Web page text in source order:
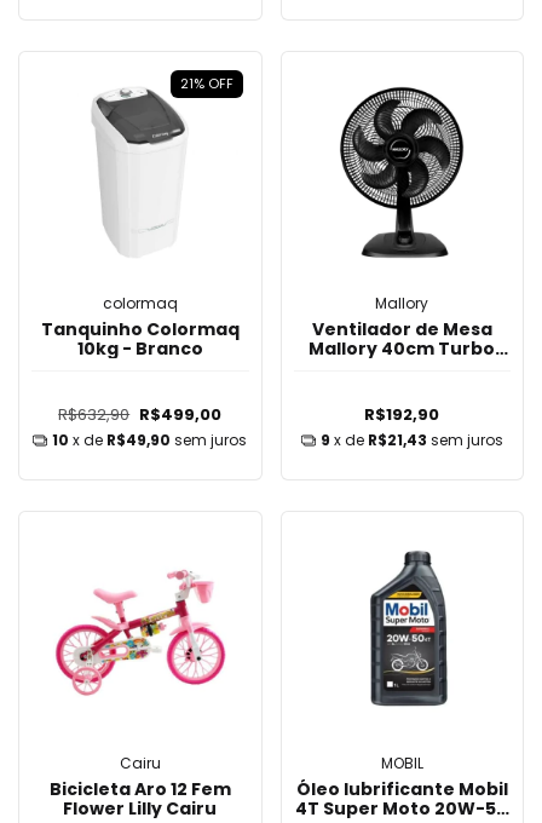
21% OFF
colormaq
Tanquinho Colormaq
10kg - Branco
R$632,90 R$499,00
10 x de R$49,90 sem juros
Mallory
Ventilador de Mesa
Mallory 40cm Turbo
R$192,90
9 x de R$21,43 sem juros
Cairu
Bicicleta Aro 12 Fem
Flower Lilly Cairu
MOBIL
Óleo lubrificante Mobil
4T Super Moto 20W-50